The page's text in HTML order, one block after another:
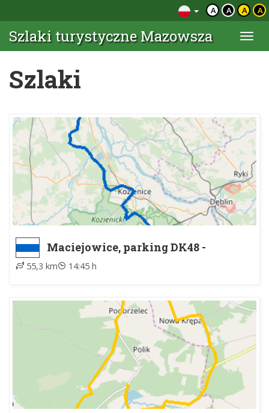
A A A A
Szlaki turystyczne Mazowsza
Szlaki
Maciejowice, parking DK48 -
Leokadiów, skrzyżowanie
55,3 km 14:45 h